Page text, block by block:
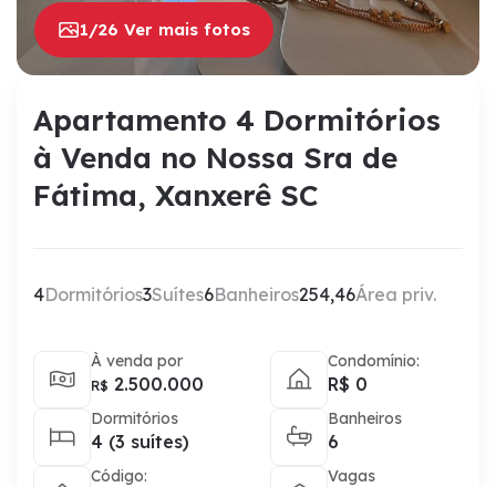
1/26 Ver mais fotos
Apartamento 4 Dormitórios
à Venda no Nossa Sra de
Fátima, Xanxerê SC
4Dormitórios3Suítes6Banheiros254,46Área priv.
À venda por
R$ 2.500.000
Dormitórios
4 (3 suítes)
Condomínio:
R$ 0
Banheiros
6
Código: Vagas